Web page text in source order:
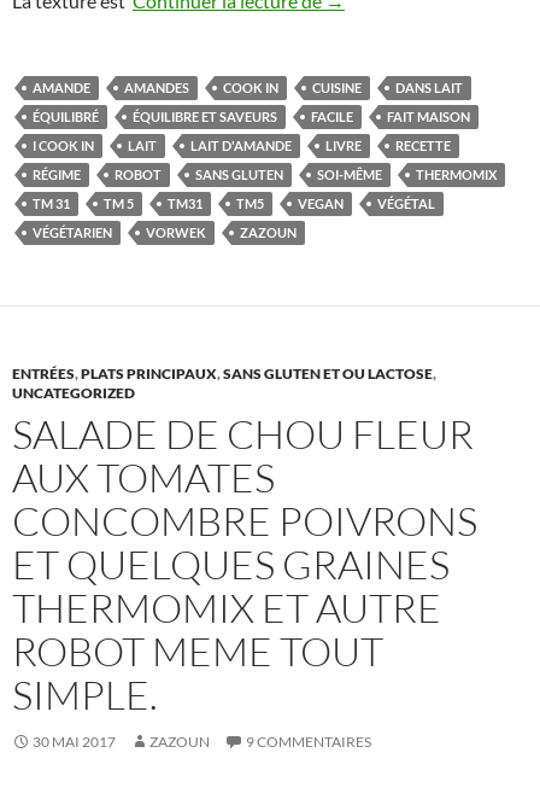
AMANDE AMANDES COOK IN CUISINE
DANS LAIT
ÉQUILIBRÉ
ÉQUILIBRE ET SAVEURS FACILE
FAIT MAISON
I COOK IN
LAIT LAIT D'AMANDE LIVRE
RECETTE
RÉGIME
ROBOT SANS GLUTEN SOI-MÊME
THERMOMIX
TM 31
TM 5 TM31 TM5 VEGAN
VÉGÉTAL
VÉGÉTARIEN
VORWEK ZAZOUN
ENTRÉES,PLATS PRINCIPAUX,SANS GLUTEN ET OU LACTOSE,
UNCATEGORIZED
SALADE DE CHOU FLEUR
AUX TOMATES
CONCOMBRE POIVRONS
ET QUELQUES GRAINES
THERMOMIX ET AUTRE
ROBOT MEME TOUT
SIMPLE.
30 MAI 2017 ZAZOUN 9 COMMENTAIRES